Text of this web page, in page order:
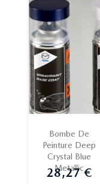
Bombe De
Peinture Deep
Crystal Blue
Metallic
Prix
28,27 €